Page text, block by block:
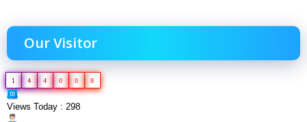
Our Visitor
1 4 4 0 0 8
Views Today : 298